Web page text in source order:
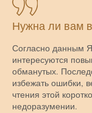
Нужна ли вам
Согласно данным
интересуются
обманутых.
избежать ошибки,
чтения этой
недоразумении.